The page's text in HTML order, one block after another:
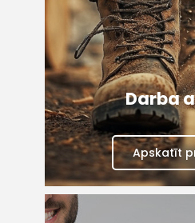
Darba
Apskatīt